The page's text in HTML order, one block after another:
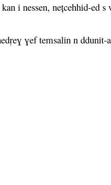
i nessen, nețcehhid-ed
ɣef temsalin n